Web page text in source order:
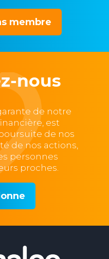
membre
nous
de notre
est
de nos
de nos actions,
personnes
proches.